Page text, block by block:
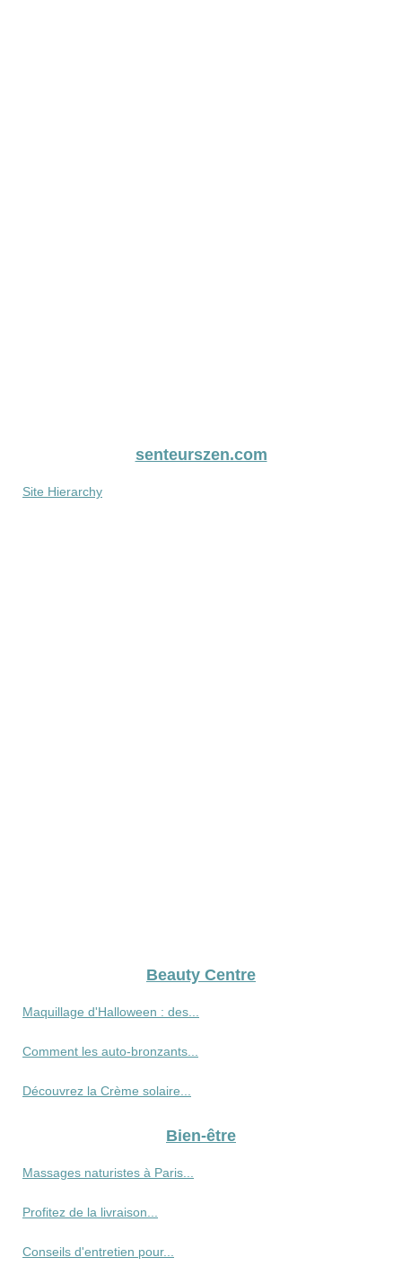
senteurszen.com
Site Hierarchy
Beauty Centre
Maquillage d'Halloween : des...
Comment les auto-bronzants...
Découvrez la Crème solaire...
Bien-être
Massages naturistes à Paris...
Profitez de la livraison...
Conseils d'entretien pour...